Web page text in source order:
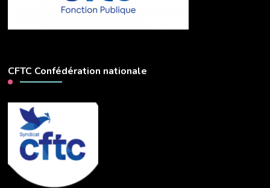
CFTC Confédération nationale